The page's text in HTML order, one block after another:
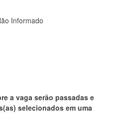
Informado
a vaga serão passadas e
selecionados em uma